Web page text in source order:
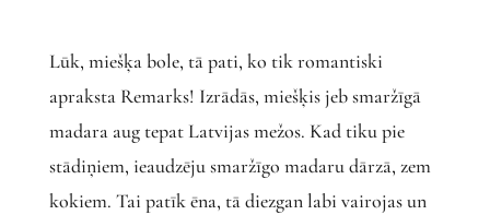
Lūk, miešķa bole, tā pati, ko tik romantiski
apraksta Remarks! Izrādās, miešķis jeb smaržīgā
madara aug tepat Latvijas mežos. Kad tiku pie
stādiņiem, ieaudzēju smaržīgo madaru dārzā, zem
kokiem. Tai patīk ēna, tā diezgan labi vairojas un